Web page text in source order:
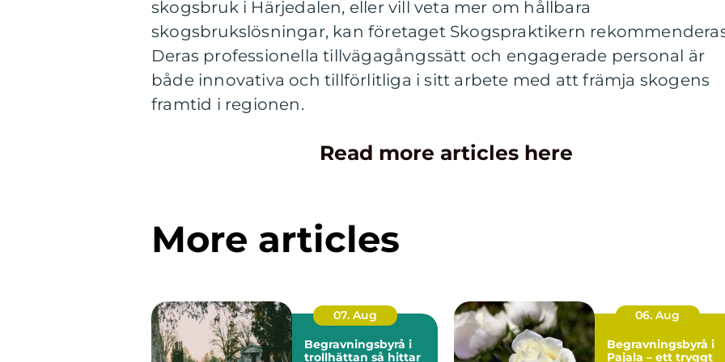
skogsbruk i Härjedalen, eller vill veta mer om hållbara
skogsbrukslösningar, kan företaget Skogspraktikern
Deras professionella tillvägagångssätt och engagerade personal är
både innovativa och tillförlitliga i sitt arbete med att främja skogens
framtid i regionen.
Read more articles here
More articles
07. Aug
Begravningsbyrå i
trollhättan så hittar
06. Aug
Begravningsbyrå i
Pajala – ett tryggt